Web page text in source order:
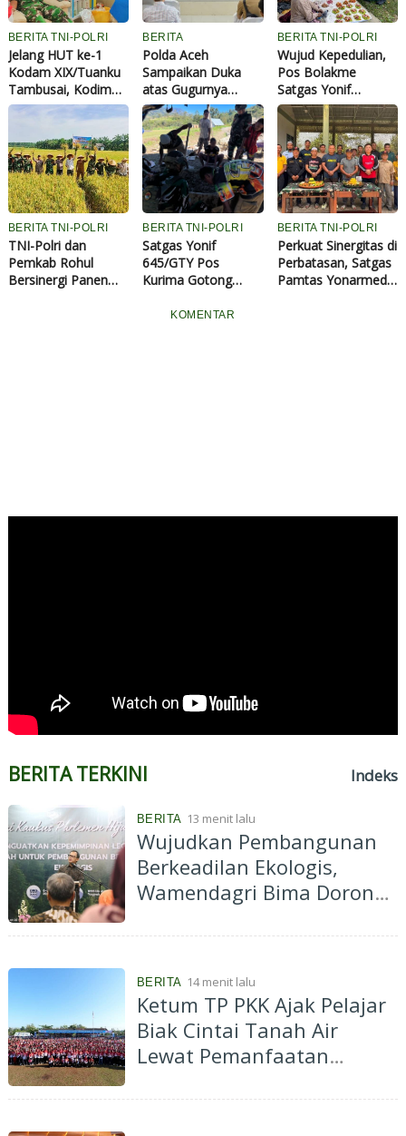
BERITA TNI-POLRI
Jelang HUT ke-1
Kodam XIX/Tuanku
Tambusai, Kodim
0313/KPR Gelar
Donor Darah
BERITA
Polda Aceh
Sampaikan Duka
atas Gugurnya
Anggota POM TNI
AD saat Bantu
Penangkapan
Bandar Narkoba di
Bireuen
BERITA TNI-POLRI
Wujud Kepedulian,
Pos Bolakme
Satgas Yonif
645/GTY Borong
Hasil Kebun Warga
BERITA TNI-POLRI
TNI-Polri dan
Pemkab Rohul
Bersinergi Panen
BERITA TNI-POLRI
Satgas Yonif
645/GTY Pos
Kurima Gotong
Pembangunan
BERITA TNI-POLRI
Perkuat Sinergitas di
Perbatasan, Satgas
Pamtas Yonarmed
KOMENTAR
BERITA TERKINI Indeks
BERITA 13 menit lalu
Wujudkan Pembangunan
Berkeadilan Ekologis,
Wamendagri Bima Dorong
Kepemimpinan
BERITA 14 menit lalu
Ketum TP PKK Ajak Pelajar
Biak Cintai Tanah Air
Lewat Pemanfaatan